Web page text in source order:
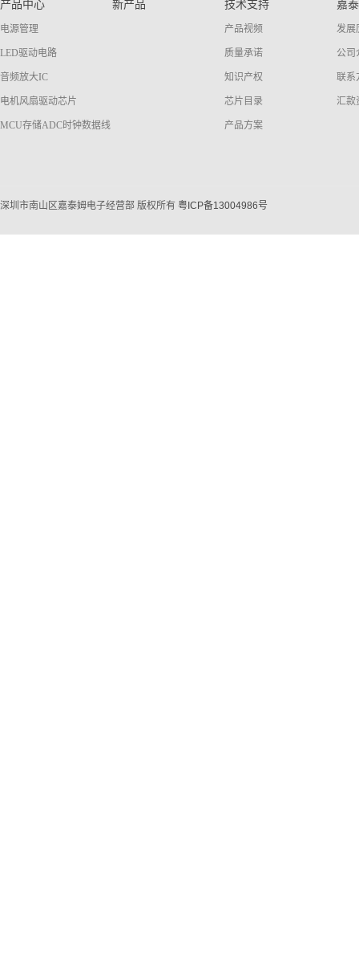
产品中心
电源管理
LED驱动电路
音频放大IC
电机风扇驱动芯片
MCU存储ADC时钟数据线
新产品 技术支持
产品视频
质量承诺
知识产权
芯片目录
产品方案
嘉
发展
公司
联系
汇款
深圳市南山区嘉泰姆电子经营部 版权所有 粤ICP备13004986号